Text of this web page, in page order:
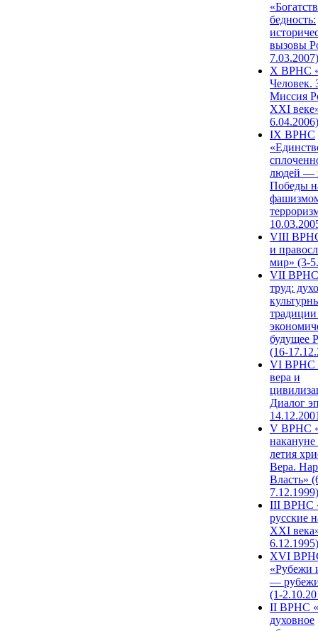
бедность:
вызовы
7.03.2007)
X ВРНС
Человек.
Миссия
XXI
6.04.2006)
IX ВРНС
людей —
Победы
VIII
и
мир» (3-
VII ВРНС
труд:
будущее
(16-
VI ВРНС
вера и
Диалог
V ВРНС
накануне
летия
Вера.
Власть»
7.12.1999)
III ВРНС
русские
XXI
6.12.1995)
XVI
«Рубежи
—
(1-
II ВРНС
духовное